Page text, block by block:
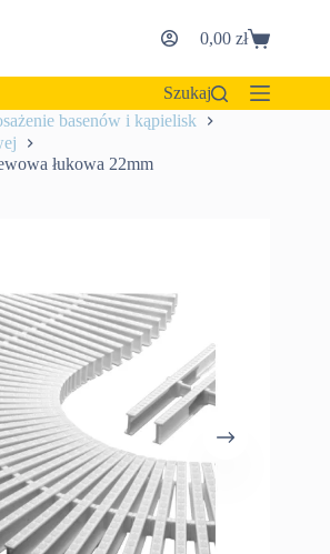
Koszyk
0,00zł
Szukaj
basenów i kąpielisk
łukowa 22mm